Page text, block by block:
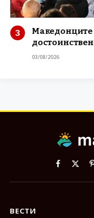
Македонците
03/08/2026
Facebook
X
ВЕСТИ